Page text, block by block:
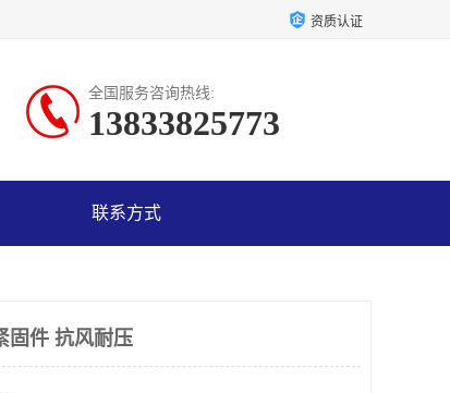
资质认证
全国服务咨询热线:
13833825773
联系方式
固件 抗风耐压